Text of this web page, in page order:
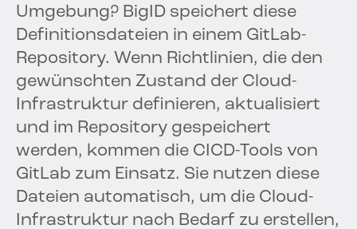
Umgebung? BigID speichert diese
Definitionsdateien in einem GitLab-
Repository. Wenn Richtlinien, die den
gewünschten Zustand der Cloud-
Infrastruktur definieren, aktualisiert
und im Repository gespeichert
werden, kommen die CICD-Tools von
GitLab zum Einsatz. Sie nutzen diese
Dateien automatisch, um die Cloud-
Infrastruktur nach Bedarf zu erstellen,